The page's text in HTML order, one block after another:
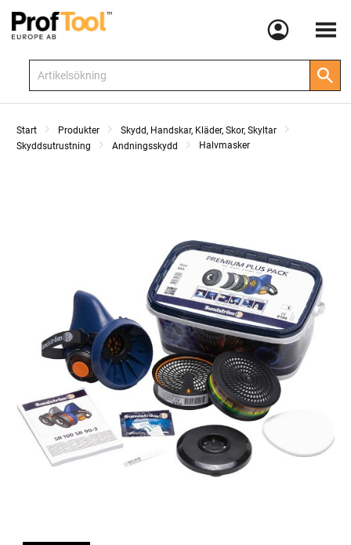
Meny
Start Produkter
Skydd, Handskar, Kläder, Skor, Skyltar
Skyddsutrustning
Andningsskydd Halvmasker